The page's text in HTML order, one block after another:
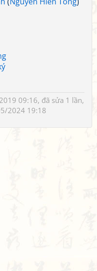
09:16, đã sửa 1 lần,
2024 19:18